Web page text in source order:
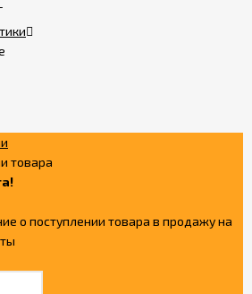
товара
о поступлении товара в продажу на